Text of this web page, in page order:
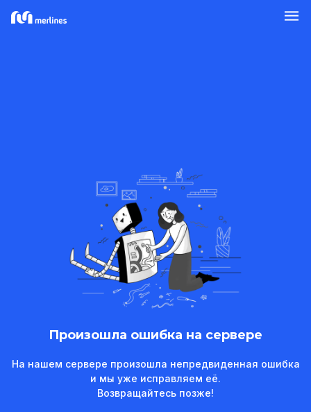
Произошла ошибка на сервере
На нашем сервере произошла непредвиденная ошибка
и мы уже исправляем её.
Возвращайтесь позже!